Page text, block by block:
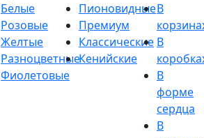
Белые
Розовые
Желтые
Разноцветные
Фиолетовые
Пионовидные
Премиум
Классические
Кенийские
В
В
В
форме
сердца
В